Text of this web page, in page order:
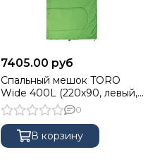
7405.00 руб
Спальный мешок TORO
Wide 400L (220х90, левый,
стратекс, салатовый) (T-HS-
SB-TW-400L) Helios
0
В корзину